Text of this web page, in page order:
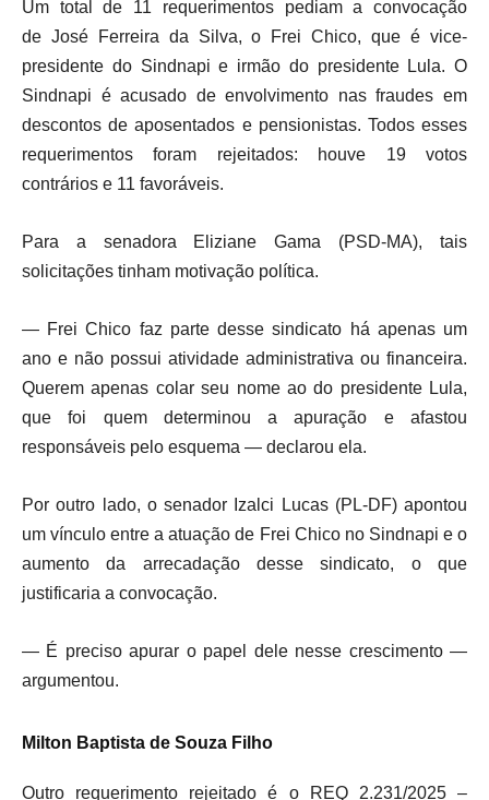
Um total de 11 requerimentos pediam a convocação
de José Ferreira da Silva, o Frei Chico, que é vice-
presidente do Sindnapi e irmão do presidente Lula. O
Sindnapi é acusado de envolvimento nas fraudes em
descontos de aposentados e pensionistas. Todos esses
requerimentos foram rejeitados: houve 19 votos
contrários e 11 favoráveis.
Para a senadora Eliziane Gama (PSD-MA), tais
solicitações tinham motivação política.
— Frei Chico faz parte desse sindicato há apenas um
ano e não possui atividade administrativa ou financeira.
Querem apenas colar seu nome ao do presidente Lula,
que foi quem determinou a apuração e afastou
responsáveis pelo esquema — declarou ela.
Por outro lado, o senador Izalci Lucas (PL-DF) apontou
um vínculo entre a atuação de Frei Chico no Sindnapi e o
aumento da arrecadação desse sindicato, o que
justificaria a convocação.
— É preciso apurar o papel dele nesse crescimento —
argumentou.
Milton Baptista de Souza Filho
Outro requerimento rejeitado é o REQ 2.231/2025 –